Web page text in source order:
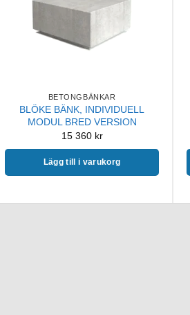
BETONGBÄNKAR
BLÖKE BÄNK, INDIVIDUELL
MODUL BRED VERSION
15 360 kr
Lägg till i varukorg